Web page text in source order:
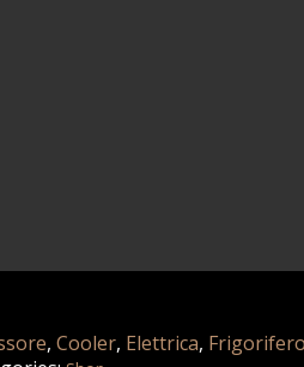
,Cooler, Elettrica, Frigorifero